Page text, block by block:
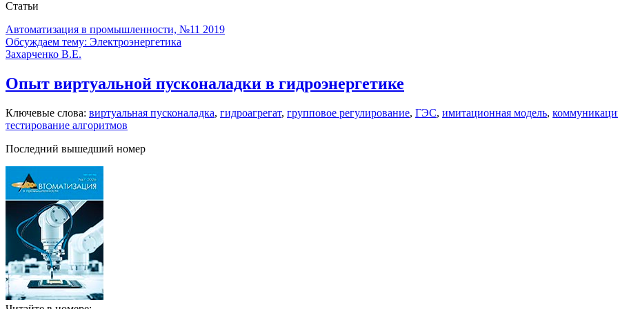
Статьи
Автоматизация в промышленности, №11 2019
Обсуждаем тему: Электроэнергетика
Захарченко В.Е.
Опыт виртуальной пусконаладки в гидроэнергетике
Ключевые слова: виртуальная пусконаладка, гидроагрегат, групповое регулирование, ГЭС, имитационная модель,
тестирование алгоритмов
Последний вышедший номер